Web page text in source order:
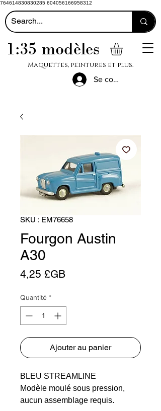
764614830830285 604056166958312
1:35 modèles
Maquettes, peintures et plus.
Se connecter
SKU : EM76658
Fourgon Austin
A30
4,25 £GBPrix
Quantité *
Ajouter au panier
BLEU STREAMLINE
Modèle moulé sous pression,
aucun assemblage requis.